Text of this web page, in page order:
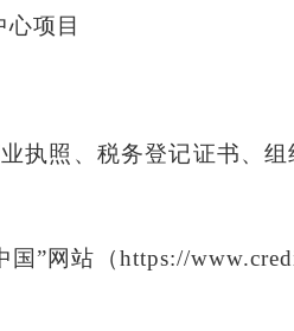
项目
执照、税务登记证书、
国”网站（https://